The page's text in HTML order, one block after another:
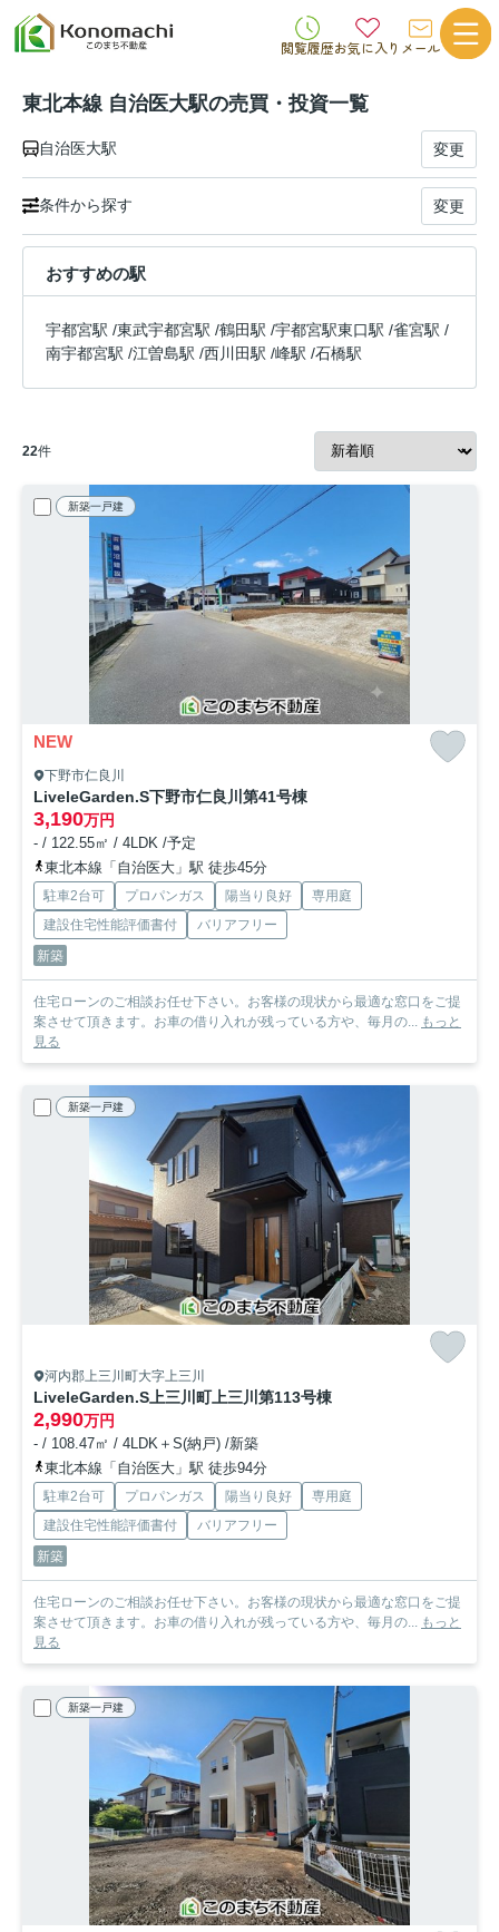
閲覧履歴お気に入り メール
東北本線 自治医大駅の売買・投資一覧
自治医大駅 変更
条件から探す 変更
おすすめの駅
宇都宮駅 /東武宇都宮駅 /鶴田駅 /宇都宮駅東口駅 /雀宮駅 /
南宇都宮駅 /江曽島駅 /西川田駅 /峰駅 /石橋駅
22件
新築一戸建
NEW
下野市仁良川
LiveleGarden.S下野市仁良川第41号棟
3,190万円
- / 122.55㎡ / 4LDK /予定
東北本線「自治医大」駅 徒歩45分
駐車2台可 プロパンガス 陽当り良好
専用庭
建設住宅性能評価書付
バリアフリー
新築
住宅ローンのご相談お任せ下さい。お客様の現状から最適な窓口をご提
案させて頂きます。お車の借り入れが残っている方や、毎月の...
もっと
見る
新築一戸建
河内郡上三川町大字上三川
LiveleGarden.S上三川町上三川第113号棟
2,990万円
- / 108.47㎡ / 4LDK＋S(納戸) /新築
東北本線「自治医大」駅 徒歩94分
駐車2台可 プロパンガス 陽当り良好
専用庭
建設住宅性能評価書付
バリアフリー
新築
住宅ローンのご相談お任せ下さい。お客様の現状から最適な窓口をご提
案させて頂きます。お車の借り入れが残っている方や、毎月の...
もっと
見る
新築一戸建